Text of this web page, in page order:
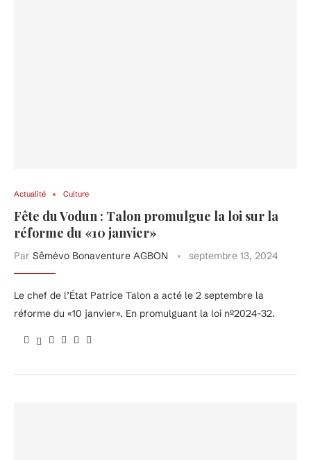
Actualité Culture
Fête du Vodun : Talon promulgue la loi sur la
réforme du «10 janvier»
Par Sêmèvo Bonaventure AGBON septembre 13, 2024
Le chef de l’État Patrice Talon a acté le 2 septembre la
réforme du «10 janvier». En promulguant la loi nº2024-32.